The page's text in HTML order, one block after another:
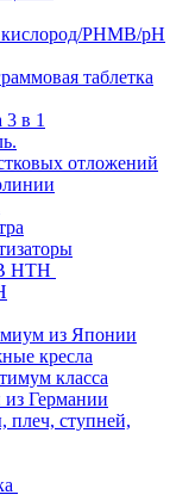
PHMB/pH
таблетка
в 1
отложений
из Японии
кресла
класса
Германии
плеч, ступней,